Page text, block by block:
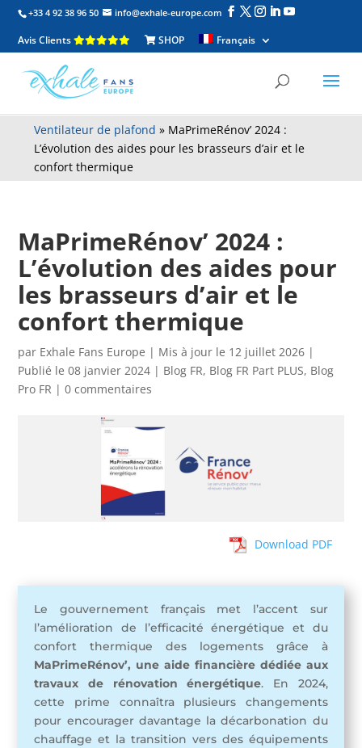
Ventilateur de plafond » MaPrimeRénov’ 2024 :
L’évolution des aides pour les brasseurs d’air et le
confort thermique
+33 4 92 38 96 50 info@exhale-europe.com
Avis Clients SHOP Français
MaPrimeRénov’ 2024 :
L’évolution des aides pour
les brasseurs d’air et le
confort thermique
par Exhale Fans Europe | Mis à jour le 12 juillet 2026 |
Publié le 08 janvier 2024 | Blog FR, Blog FR Part PLUS, Blog
Pro FR |0 commentaires
Download PDF
Le gouvernement français met l’accent sur
l’amélioration de l’efficacité énergétique et du
confort thermique des logements grâce à
MaPrimeRénov’, une aide financière dédiée aux
travaux de rénovation énergétique. En 2024,
cette prime connaîtra plusieurs changements
pour encourager davantage la décarbonation du
chauffage et la transition vers des équipements